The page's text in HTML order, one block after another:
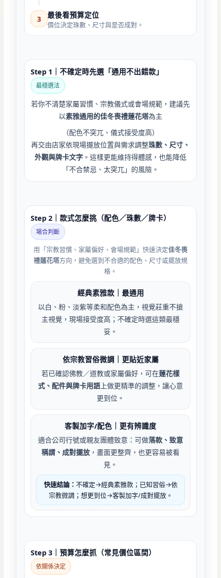
3 最後看預算定位
價位決定珠數、尺寸與是否成對。
Step 1｜不確定時先選「通用不出錯款」
最穩選法
若你不清楚家屬習慣、宗教儀式或會場規範，建議先
以素雅通用的佳冬喪禮蓮花塔為主
（配色不突兀、儀式接受度高）
再交由店家依現場擺放位置與需求調整珠數、尺寸、
外觀與牌卡文字 。這樣更能維持得體感，也能降低
「不合禁忌、太突兀」的風險。
Step 2｜款式怎麼挑（配色／珠數／牌卡）
場合判斷
用「宗教習慣、家屬偏好、會場規範」快速決定佳冬喪
禮蓮花塔方向，避免選到不合適的配色、尺寸或擺放規
格。
經典素雅款｜最通用
以白、粉、淡紫等柔和配色為主，視覺莊重不搶
主視覺，現場接受度高；不確定時選這類最穩
妥。
依宗教習俗微調｜更貼近家屬
若已確認佛教／道教或家屬偏好，可在蓮花樣
式、配件與牌卡用語 上做更精準的調整，讓心意
更到位。
客製加字/配色｜更有辨識度
適合公司行號或親友團體致意：可做落款、致意
稱謂、成對擺放 ，畫面更整齊，也更容易被看
見。
快速結論： 不確定→經典素雅款；已知習俗→依
宗教微調；想更到位→客製加字/成對擺放。
Step 3｜預算怎麼抓（常見價位區間）
依關係決定